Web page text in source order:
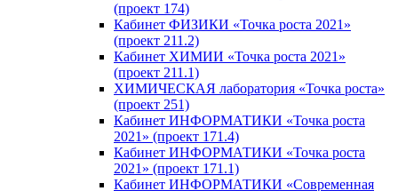
(проект 174)
Кабинет ФИЗИКИ «Точка роста 2021»
(проект 211.2)
Кабинет ХИМИИ «Точка роста 2021»
(проект 211.1)
ХИМИЧЕСКАЯ лаборатория «Точка роста»
(проект 251)
Кабинет ИНФОРМАТИКИ «Точка роста
2021» (проект 171.4)
Кабинет ИНФОРМАТИКИ «Точка роста
2021» (проект 171.1)
Кабинет ИНФОРМАТИКИ «Современная